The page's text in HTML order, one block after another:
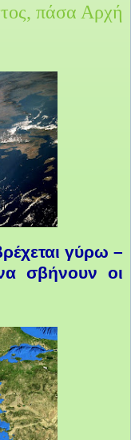
πάσα Αρχή
γύρω –
σβήνουν οι